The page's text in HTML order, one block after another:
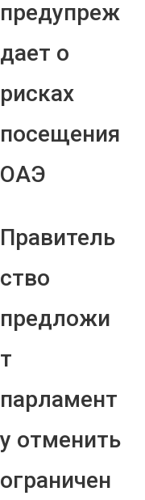
предупреж
дает о
рисках
посещения
ОАЭ
Правитель
ство
предложи
т
парламент
у отменить
ограничен